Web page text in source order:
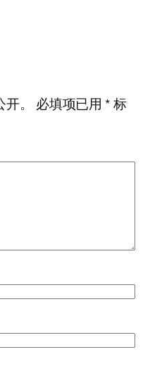
。
必填项已用*标